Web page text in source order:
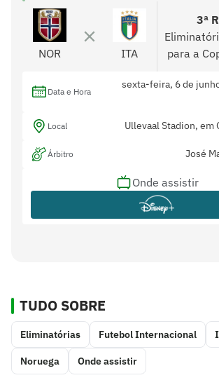
NOR ITA
3ª
para a
Data e Hora
sexta-feira, 6 de
Local Ullevaal Stadion, em
Árbitro José
Raúl
Onde assistir
TUDO SOBRE
Eliminatórias Futebol Internacional
Noruega Onde assistir